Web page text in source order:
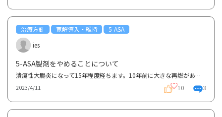
治療方針 寛解導入・維持
5-ASA
ies
5-ASA製剤をやめることについて
潰瘍性大腸炎になって15年程度経ちます。10年前に大きな再燃があり、手術はせずに、時間をかけてステロ...
2023/4/11 10 3